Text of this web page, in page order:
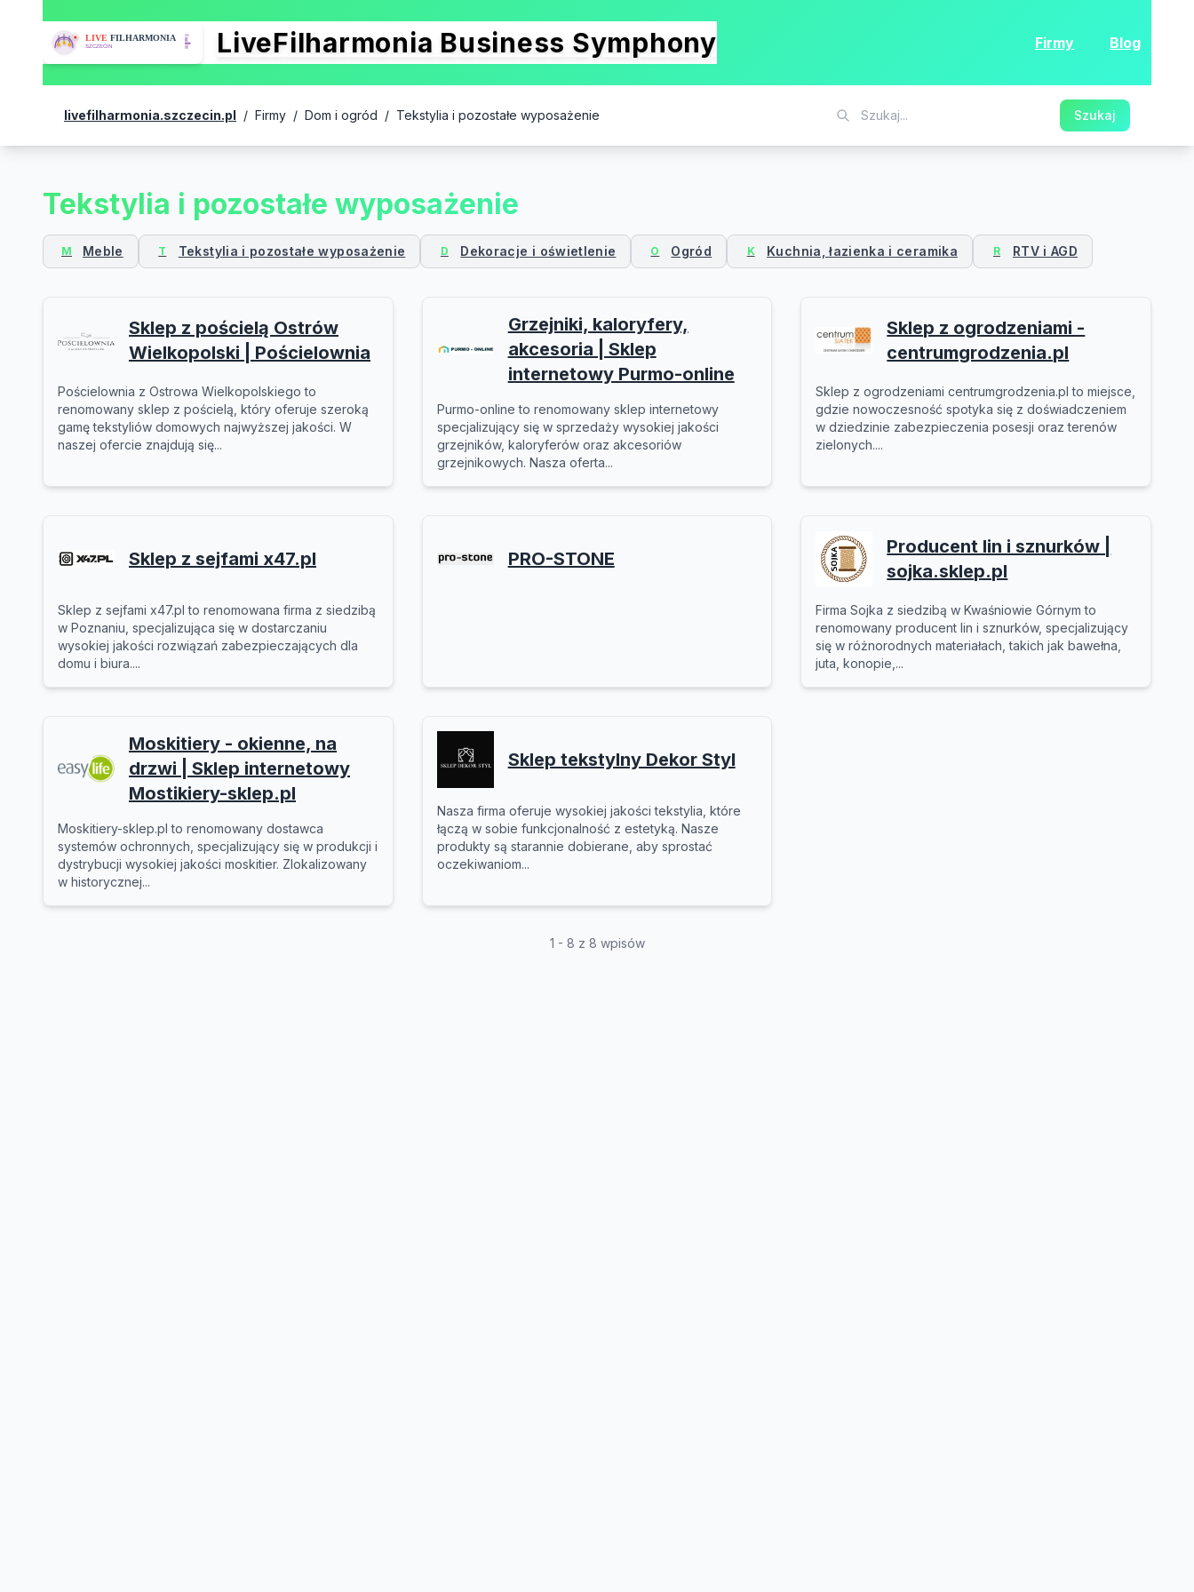
LiveFilharmonia Business Symphony Firmy Blog
livefilharmonia.szczecin.pl / Firmy / Dom i ogród / Tekstylia i pozostałe wyposażenie Szukaj
Tekstylia i pozostałe wyposażenie
M Meble T Tekstylia i pozostałe wyposażenie D Dekoracje i oświetlenie O Ogród K Kuchnia, łazienka i ceramika R RTV i AGD
Sklep z pościelą Ostrów
Wielkopolski | Pościelownia
Pościelownia z Ostrowa Wielkopolskiego to
renomowany sklep z pościelą, który oferuje szeroką
gamę tekstyliów domowych najwyższej jakości. W
naszej ofercie znajdują się...
Grzejniki, kaloryfery,
akcesoria | Sklep
internetowy Purmo-online
Purmo-online to renomowany sklep internetowy
specjalizujący się w sprzedaży wysokiej jakości
grzejników, kaloryferów oraz akcesoriów
grzejnikowych. Nasza oferta...
Sklep z ogrodzeniami -
centrumgrodzenia.pl
Sklep z ogrodzeniami centrumgrodzenia.pl to miejsce,
gdzie nowoczesność spotyka się z doświadczeniem
w dziedzinie zabezpieczenia posesji oraz terenów
zielonych....
Sklep z sejfami x47.pl
Sklep z sejfami x47.pl to renomowana firma z siedzibą
w Poznaniu, specjalizująca się w dostarczaniu
wysokiej jakości rozwiązań zabezpieczających dla
domu i biura....
PRO-STONE
Producent lin i sznurków |
sojka.sklep.pl
Firma Sojka z siedzibą w Kwaśniowie Górnym to
renomowany producent lin i sznurków, specjalizujący
się w różnorodnych materiałach, takich jak bawełna,
juta, konopie,...
Moskitiery - okienne, na
drzwi | Sklep internetowy
Mostikiery-sklep.pl
Moskitiery-sklep.pl to renomowany dostawca
systemów ochronnych, specjalizujący się w produkcji i
dystrybucji wysokiej jakości moskitier. Zlokalizowany
w historycznej...
Sklep tekstylny Dekor Styl
Nasza firma oferuje wysokiej jakości tekstylia, które
łączą w sobie funkcjonalność z estetyką. Nasze
produkty są starannie dobierane, aby sprostać
oczekiwaniom...
1 - 8 z 8 wpisów